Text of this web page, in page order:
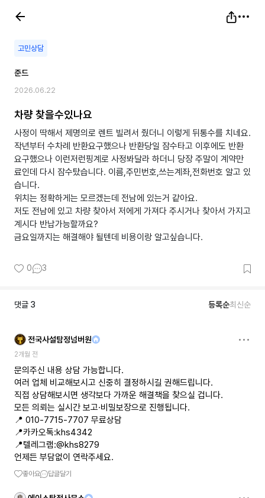
고민상담
준드
2026.06.22
차량 찾을수있나요
사정이 딱해서 제명의로 렌트 빌려서 줬더니 이렇게 뒤통수를 치네요.
작년부터 수차례 반환요구했으나 반환당일 잠수타고 이후에도 반환
요구했으나 이런저런핑계로 사정봐달라 하더니 당장 주말이 계약만
료인데 다시 잠수탔습니다. 이름,주민번호,쓰는계좌,전화번호 알고 있
습니다.
위치는 정확하게는 모르겠는데 전남에 있는거 같아요.
저도 전남에 있고 차량 찾아서 저에게 가져다 주시거나 찾아서 가지고
계시다 반납가능할까요?
금요일까지는 해결해야 될텐데 비용이랑 알고싶습니다.
0 3
댓글 3 등록순최신순
전국사설탐정넘버원
2개월 전
문의주신 내용 상담 가능합니다.
여러 업체 비교해보시고 신중히 결정하시길 권해드립니다.
직접 상담해보시면 생각보다 가까운 해결책을 찾으실 겁니다.
모든 의뢰는 실시간 보고·비밀보장으로 진행됩니다.
📍 010-7715-7707 무료상담
📍카카오톡:khs4342
📍텔레그램:@khs8279
언제든 부담없이 연락주세요.
좋아요 답글달기